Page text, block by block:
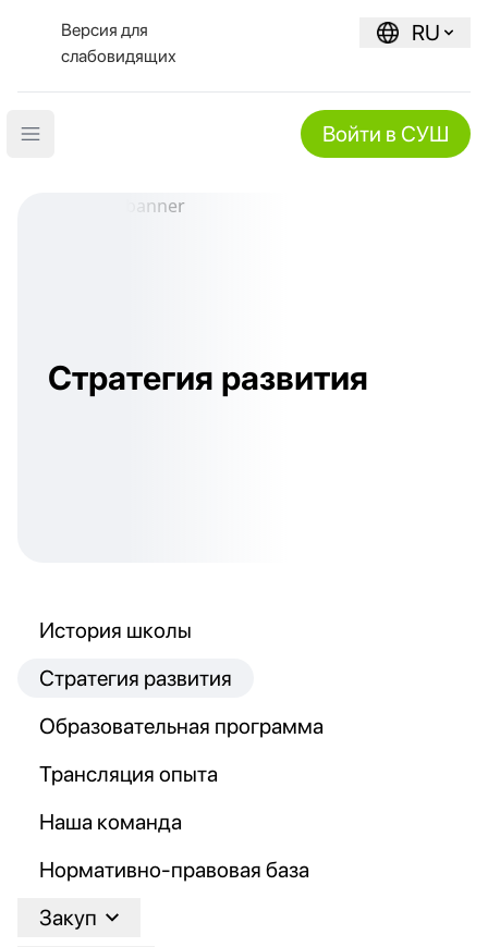
Версия для
слабовидящих
RU
Open main menu Войти в СУШ
Стратегия развития
История школы
Стратегия развития
Образовательная программа
Трансляция опыта
Наша команда
Нормативно-правовая база
Закуп